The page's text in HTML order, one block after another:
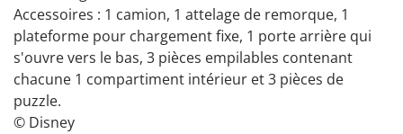
Accessoires : 1 camion, 1 attelage de remorque, 1
plateforme pour chargement fixe, 1 porte arrière qui
s'ouvre vers le bas, 3 pièces empilables contenant
chacune 1 compartiment intérieur et 3 pièces de
puzzle.
© Disney